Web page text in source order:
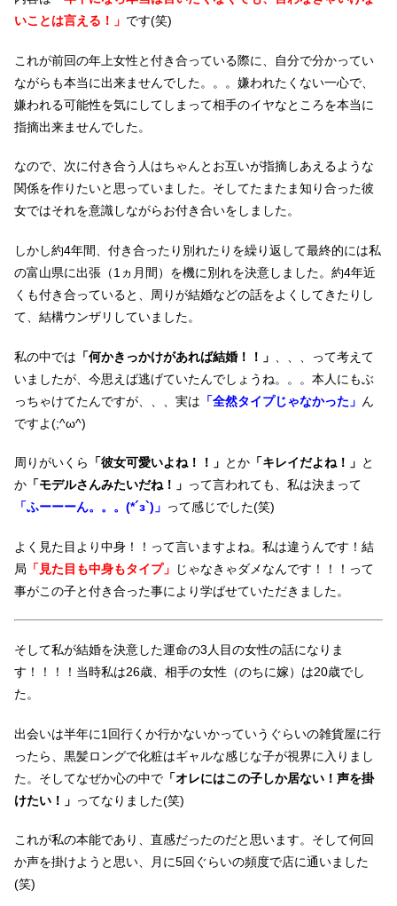
いことは言える！」 です(笑)
これが前回の年上女性と付き合っている際に、自分で分かってい
ながらも本当に出来ませんでした。。。嫌われたくない一心で、
嫌われる可能性を気にしてしまって相手のイヤなところを本当に
指摘出来ませんでした。
なので、次に付き合う人はちゃんとお互いが指摘しあえるような
関係を作りたいと思っていました。そしてたまたま知り合った彼
女ではそれを意識しながらお付き合いをしました。
しかし約4年間、付き合ったり別れたりを繰り返して最終的には私
の富山県に出張（1ヵ月間）を機に別れを決意しました。約4年近
くも付き合っていると、周りが結婚などの話をよくしてきたりし
て、結構ウンザリしていました。
私の中では 「何かきっかけがあれば結婚！！」
、、、って考えて
いましたが、今思えば逃げていたんでしょうね。。。本人にもぶ
っちゃけてたんですが、、、実は 「全然タイプじゃなかった」 ん
ですよ(;^ω^)
周りがいくら 「彼女可愛いよね！！」 とか 「キレイだよね！」 と
か 「モデルさんみたいだね！」 って言われても、私は決まって
「ふーーーん。。。(*´з`)」 って感じでした(笑)
よく見た目より中身！！って言いますよね。私は違うんです！結
局 「見た目も中身もタイプ」
じゃなきゃダメなんです！！！って
事がこの子と付き合った事により学ばせていただきました。
そして私が結婚を決意した運命の3人目の女性の話になりま
す！！！！当時私は26歳、相手の女性（のちに嫁）は20歳でし
た。
出会いは半年に1回行くか行かないかっていうぐらいの雑貨屋に行
ったら、黒髪ロングで化粧はギャルな感じな子が視界に入りまし
た。そしてなぜか心の中で 「オレにはこの子しか居ない！声を掛
けたい！」 ってなりました(笑)
これが私の本能であり、直感だったのだと思います。そして何回
か声を掛けようと思い、月に5回ぐらいの頻度で店に通いました
(笑)